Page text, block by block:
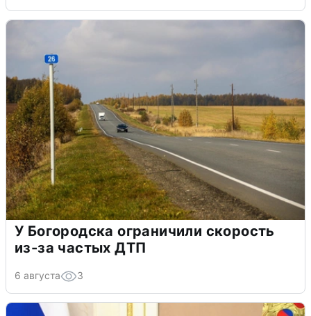
У Богородска ограничили скорость
из-за частых ДТП
6 августа 3